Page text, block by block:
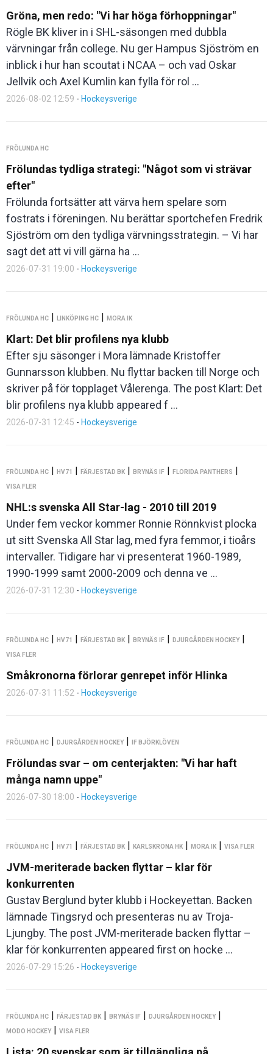
Gröna, men redo: "Vi har höga förhoppningar"
Rögle BK kliver in i SHL-säsongen med dubbla
värvningar från college. Nu ger Hampus Sjöström en
inblick i hur han scoutat i NCAA – och vad Oskar
Jellvik och Axel Kumlin kan fylla för rol ...
2026-08-02 12:59 - Hockeysverige
FRÖLUNDA HC
Frölundas tydliga strategi: "Något som vi strävar
efter"
Frölunda fortsätter att värva hem spelare som
fostrats i föreningen. Nu berättar sportchefen Fredrik
Sjöström om den tydliga värvningsstrategin. – Vi har
sagt det att vi vill gärna ha ...
2026-07-31 19:00 - Hockeysverige
FRÖLUNDA HC | LINKÖPING HC | MORA IK
Klart: Det blir profilens nya klubb
Efter sju säsonger i Mora lämnade Kristoffer
Gunnarsson klubben. Nu flyttar backen till Norge och
skriver på för topplaget Vålerenga. The post Klart: Det
blir profilens nya klubb appeared f ...
2026-07-31 12:45 - Hockeysverige
FRÖLUNDA HC | HV71 | FÄRJESTAD BK | BRYNÄS IF | FLORIDA PANTHERS |
VISA FLER
NHL:s svenska All Star-lag - 2010 till 2019
Under fem veckor kommer Ronnie Rönnkvist plocka
ut sitt Svenska All Star lag, med fyra femmor, i tioårs
intervaller. Tidigare har vi presenterat 1960-1989,
1990-1999 samt 2000-2009 och denna ve ...
2026-07-31 12:30 - Hockeysverige
FRÖLUNDA HC | HV71 | FÄRJESTAD BK | BRYNÄS IF | DJURGÅRDEN HOCKEY |
VISA FLER
Småkronorna förlorar genrepet inför Hlinka
2026-07-31 11:52 - Hockeysverige
FRÖLUNDA HC | DJURGÅRDEN HOCKEY | IF BJÖRKLÖVEN
Frölundas svar – om centerjakten: "Vi har haft
många namn uppe"
2026-07-30 18:00 - Hockeysverige
FRÖLUNDA HC | HV71 | FÄRJESTAD BK | KARLSKRONA HK | MORA IK | VISA FLER
JVM-meriterade backen flyttar – klar för
konkurrenten
Gustav Berglund byter klubb i Hockeyettan. Backen
lämnade Tingsryd och presenteras nu av Troja-
Ljungby. The post JVM-meriterade backen flyttar –
klar för konkurrenten appeared first on hocke ...
2026-07-29 15:26 - Hockeysverige
FRÖLUNDA HC | FÄRJESTAD BK | BRYNÄS IF | DJURGÅRDEN HOCKEY |
MODO HOCKEY | VISA FLER